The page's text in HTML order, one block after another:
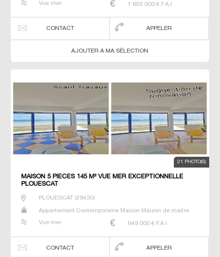
Vue mer
1 855 000 € F.A.I
CONTACT APPELER
AJOUTER A MA SÉLECTION
21 PHOTO(S)
MAISON 5 PIECES 145 M² VUE MER EXCEPTIONNELLE
PLOUESCAT
PLOUESCAT (29430)
Appartement Contemporaine Maison Maison de maitre
Vue mer
649 000 € F.A.I
CONTACT APPELER